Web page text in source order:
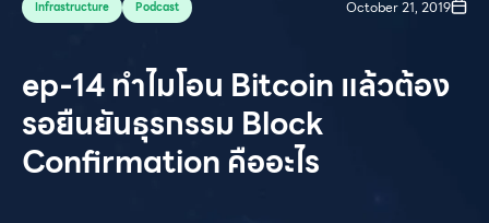
Infrastructure Podcast October 21, 2019
ep-14 ทำไมโอน Bitcoin แล้วต้อง
รอยืนยันธุรกรรม Block
Confirmation คืออะไร